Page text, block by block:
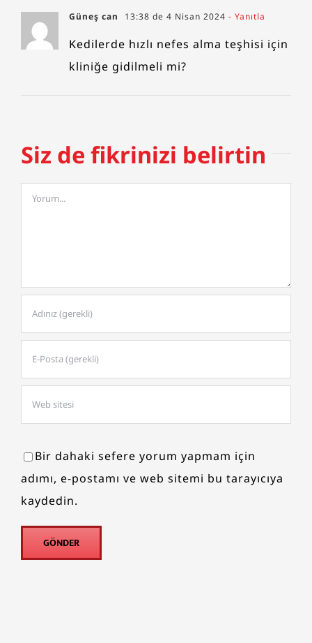
Güneş can 13:38 de 4 Nisan 2024 - Yanıtla
Kedilerde hızlı nefes alma teşhisi için
kliniğe gidilmeli mi?
Siz de fikrinizi belirtin
Comment
Bir dahaki sefere yorum yapmam için
adımı, e-postamı ve web sitemi bu tarayıcıya
kaydedin.